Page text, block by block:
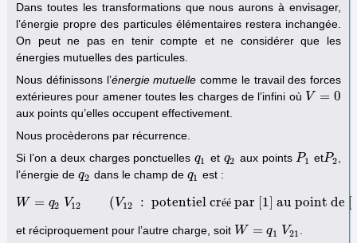
Dans toutes les transformations que nous aurons à envisager,
l’énergie propre des particules élémentaires restera inchangée.
On peut ne pas en tenir compte et ne considérer que les
énergies mutuelles des particules.
Nous définissons l’énergie mutuelle comme le travail des forces
extérieures pour amener toutes les charges de l’infini où V = 0
V= 0
aux points qu’elles occupent effectivement.
Nous procèderons par récurrence.
Si l’on a deux charges ponctuelles q1
q1 et q2
q2 aux pointsP1
P1 etP2
P2,
l’énergie de q2
q2 dans le champ de q1
q1 est :
W = q2 V12 ( V12 : potentiel créépar [1] au point de
W=q2 ( V12 potentiel créé par [1] au point de [2])
et réciproquement pour l’autre charge, soit W = q1 V21
W= q1 V21
.